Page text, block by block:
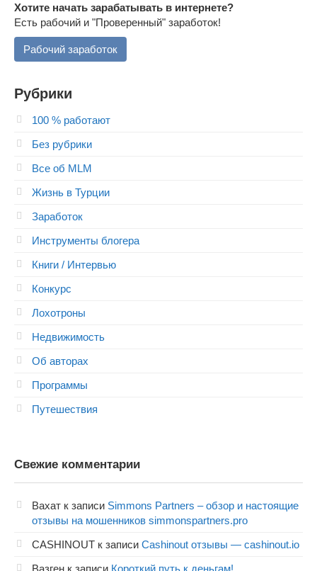
Хотите начать зарабатывать в интернете?
Есть рабочий и "Проверенный" заработок!
Рабочий заработок
Рубрики
100 % работают
Без рубрики
Все об MLM
Жизнь в Турции
Заработок
Инструменты блогера
Книги / Интервью
Конкурс
Лохотроны
Недвижимость
Об авторах
Программы
Путешествия
Свежие комментарии
Вахат к записи Simmons Partners – обзор и настоящие
отзывы на мошенников simmonspartners.pro
CASHINOUT к записи Cashinout отзывы — cashinout.io
Вазген к записи Короткий путь к деньгам!